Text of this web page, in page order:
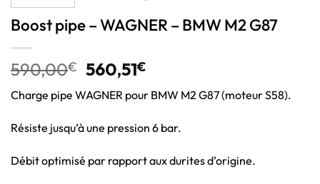
Boost pipe – WAGNER – BMW M2 G87
590,00€ 560,51€
Charge pipe WAGNER pour BMW M2 G87 (moteur S58).
Résiste jusqu’à une pression 6 bar.
Débit optimisé par rapport aux durites d’origine.